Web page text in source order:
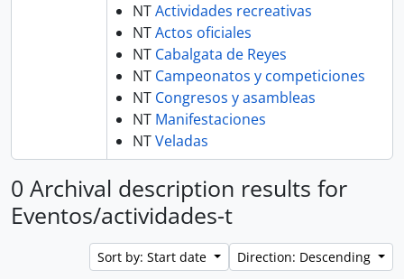
NTActividades recreativas
NTActos oficiales
NT Cabalgata de Reyes
NT Campeonatos y competiciones
NT Congresos y asambleas
NT Manifestaciones
NTVeladas
0 Archival description results for
Eventos/actividades-t
Sort by: Start date Direction: Descending